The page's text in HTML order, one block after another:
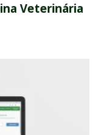
Veterinária